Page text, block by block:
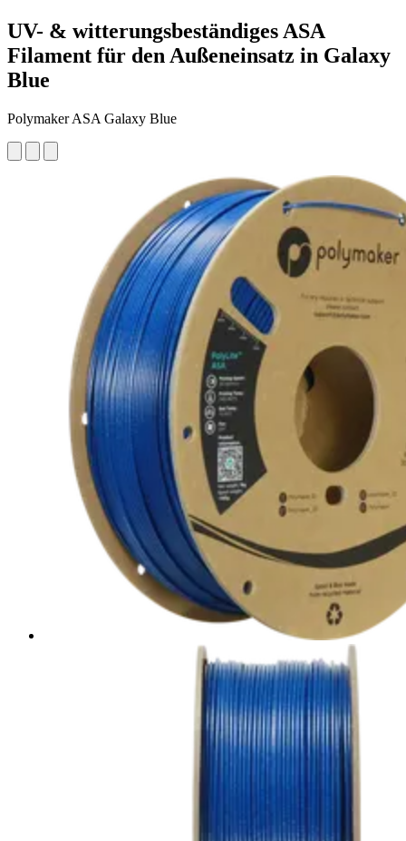
UV- & witterungsbeständiges ASA
Filament für den Außeneinsatz in Galaxy
Blue
Polymaker ASA Galaxy Blue